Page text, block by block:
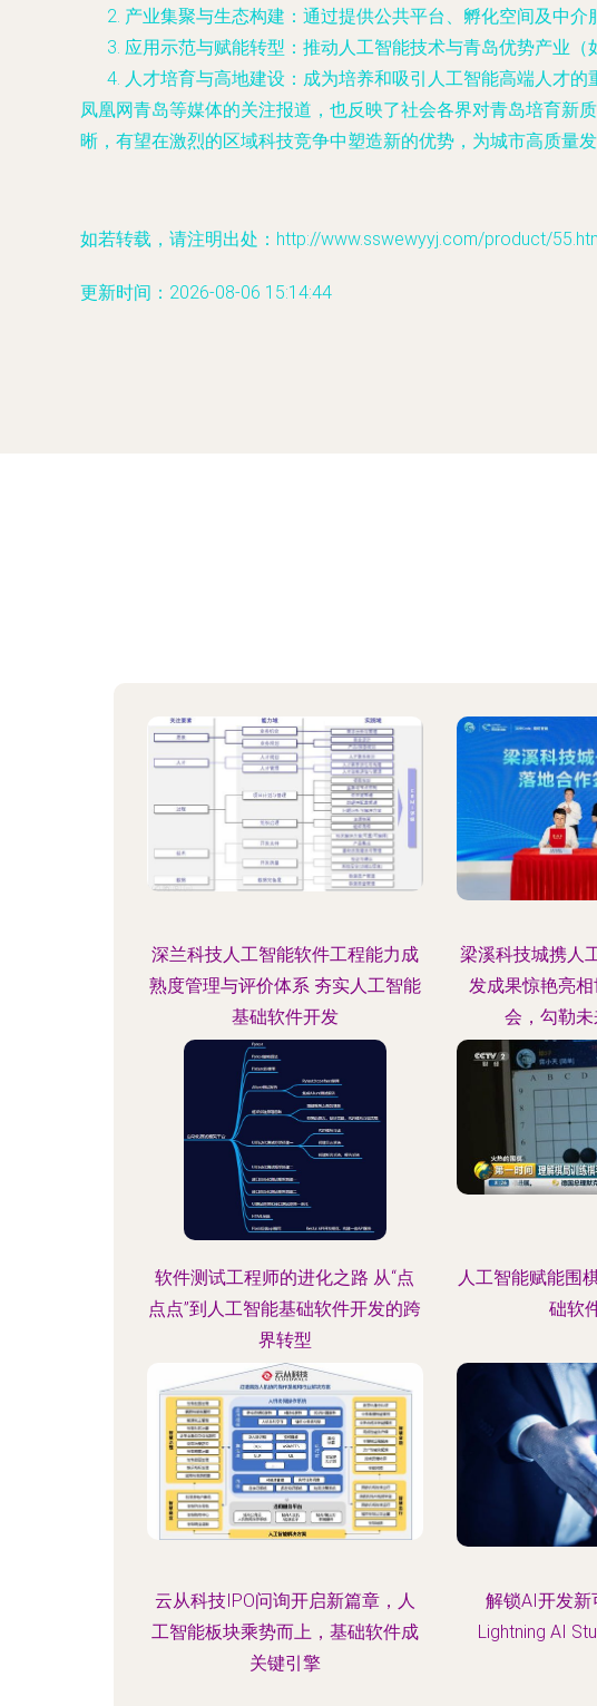
产业集聚与生态构建 ：通过提供公共平台、孵化空间及中
应用示范与赋能转型 ：推动人工智能技术与青岛优势产业
人才培育与高地建设 ：成为培养和吸引人工智能高端人才
凤凰网青岛等媒体的关注报道，也反映了社会各界对青岛培育新
晰，有望在激烈的区域科技竞争中塑造新的优势，为城市高质量发
如若转载，请注明出处：http://www.sswewyyj.com/product/
更新时间：2026-08-06 15:14:44
深兰科技人工智能软件工程能力成
熟度管理与评价体系 夯实人工智能
基础软件开发
梁溪科技城携人
发成果惊艳亮
会，勾勒
软件测试工程师的进化之路 从“点
点点”到人工智能基础软件开发的跨
界转型
人工智能赋能围
础软
云从科技IPO问询开启新篇章，人
工智能板块乘势而上，基础软件成
关键引擎
解锁AI开发新
Lightning AI